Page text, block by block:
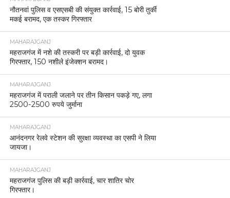
नौतनवां पुलिस व एसएसबी की संयुक्त कार्रवाई, 15 बोरी तुर्की
मकई बरामद, एक तस्कर गिरफ्तार
MAHARAJGANJ
महराजगंज में नशे की तस्करी पर बड़ी कार्रवाई, दो युवक
गिरफ्तार, 150 नशीले इंजेक्शन बरामद।
MAHARAJGANJ
महराजगंज में पराली जलाने पर तीन किसान पकड़े गए, लगा
2500-2500 रुपये जुर्माना
MAHARAJGANJ
आनंदनगर रेलवे स्टेशन की सुरक्षा व्यवस्था का एसपी ने लिया
जायजा।
MAHARAJGANJ
महराजगंज पुलिस की बड़ी कार्रवाई, चार शातिर चोर
गिरफ्तार।